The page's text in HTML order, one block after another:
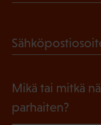
l
n
e
P
k
l
Mikä tai mitkä
parhaiten?